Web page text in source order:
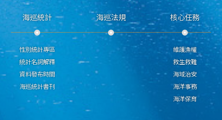
海巡統計
性別統計專區
統計名詞解釋
資料發布時間
海巡統計書刊
海巡法規 核心任務
維護漁權
救生救難
海域治安
海洋事務
海洋保育